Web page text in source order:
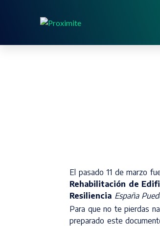
El pasado 11 de marzo
Rehabilitación de
Resiliencia España
Para que no te pierdas
preparado este